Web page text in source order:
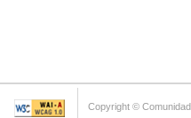
Copyright © Comunidad